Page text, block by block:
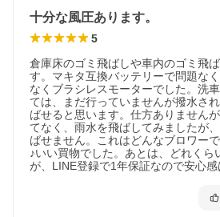
十分な風圧あります。
5
倉庫床のゴミ飛ばしや車内のゴミ飛
す。マキタ互換バッテリーで問題な
なくブラシレスモーターでした。洗
ては、まだ行っていませんが撥水さ
ばせると思います。仕方ありません
てなく、雨水を飛ばしてみましたが
ばせません。これはどんなブロワー
♪いい買物でした。あとは、どれくら
が、LINE登録で1年保証なので安心感